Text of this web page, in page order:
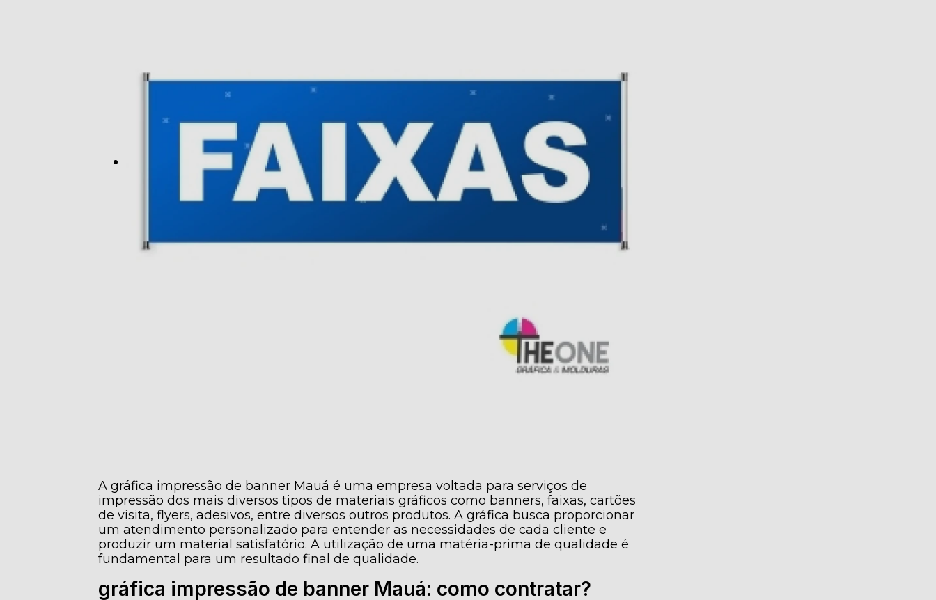
A gráfica impressão de banner Mauá é uma empresa voltada para serviços de
impressão dos mais diversos tipos de materiais gráficos como banners, faixas, cartões
de visita, flyers, adesivos, entre diversos outros produtos. A gráfica busca proporcionar
um atendimento personalizado para entender as necessidades de cada cliente e
produzir um material satisfatório. A utilização de uma matéria-prima de qualidade é
fundamental para um resultado final de qualidade.
gráfica impressão de banner Mauá: como contratar?